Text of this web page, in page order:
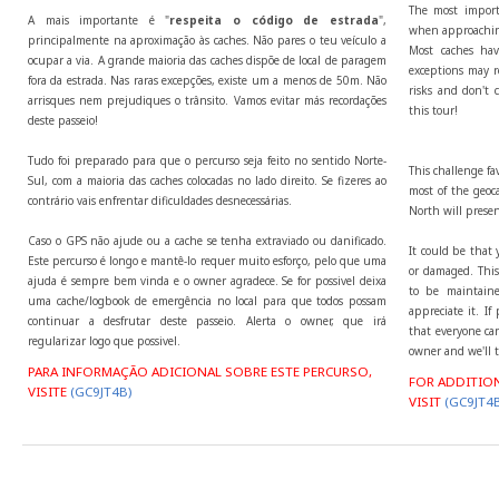
A mais importante é "respeita o código de estrada",
principalmente na aproximação às caches. Não pares o teu veículo a
ocupar a via. A grande maioria das caches dispõe de local de paragem
fora da estrada. Nas raras excepções, existe um a menos de 50m. Não
arrisques nem prejudiques o trânsito. Vamos evitar más recordações
deste passeio!
Tudo foi preparado para que o percurso seja feito no sentido Norte-
Sul, com a maioria das caches colocadas no lado direito. Se fizeres ao
contrário vais enfrentar dificuldades desnecessárias.
Caso o GPS não ajude ou a cache se tenha extraviado ou danificado.
Este percurso é longo e mantê-lo requer muito esforço, pelo que uma
ajuda é sempre bem vinda e o owner agradece. Se for possivel deixa
uma cache/logbook de emergência no local para que todos possam
continuar a desfrutar deste passeio. Alerta o owner, que irá
regularizar logo que possivel.
PARA INFORMAÇÃO ADICIONAL SOBRE ESTE PERCURSO,
VISITE (GC9JT4B)
The most
when
Most caches
exceptions
risks and don't
this tour!
This challenge
most of the
North will
It could be that
or damaged.
to be
appreciate it. If
that everyone
owner and we'll
FOR
VISIT